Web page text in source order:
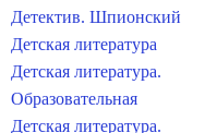
Детектив. Шпионский
Детская литература
Детская литература.
Образовательная
Детская литература.